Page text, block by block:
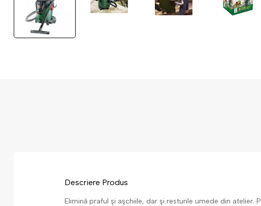
Descriere Produs
Elimină praful şi aşchiile, dar şi resturile umede din